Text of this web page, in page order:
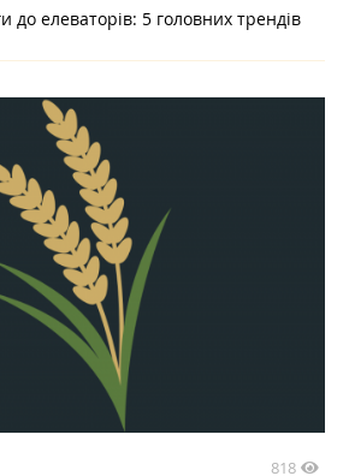
до елеваторів: 5 головних трендів
818